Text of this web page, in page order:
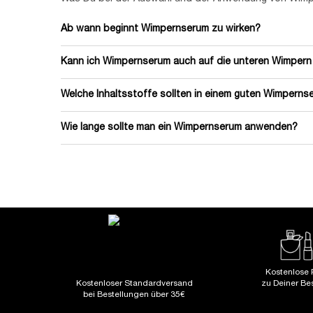
Ab wann beginnt Wimpernserum zu wirken?
der Regel bereits nach 4 Wochen erste sichtbare
Kann ich Wimpernserum auch auf die unteren
Welche Inhaltsstoffe sollten in einem guten
Wie lange sollte man ein Wimpernserum anwenden?
Kostenloser Standardversand
bei Bestellungen über 35€
Kostenlose
zu Deiner